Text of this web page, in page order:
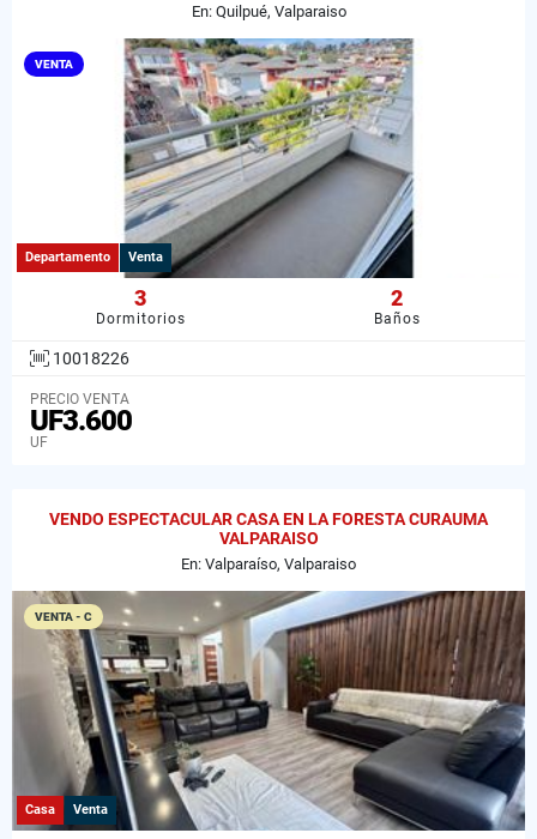
En: Quilpué, Valparaiso
VENTA
Departamento Venta
3
Dormitorios
2
Baños
10018226
PRECIO VENTA
UF3.600
UF
VENDO ESPECTACULAR CASA EN LA FORESTA CURAUMA
VALPARAISO
En: Valparaíso, Valparaiso
VENTA - C
Casa Venta